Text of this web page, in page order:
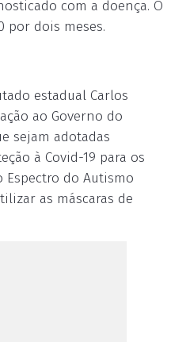
com a doença. O
por dois meses.
estadual Carlos
ao Governo do
sejam adotadas
à Covid-19 para os
do Autismo
as máscaras de